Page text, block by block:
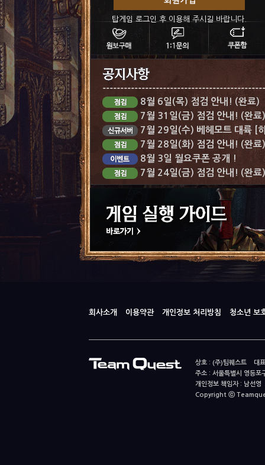
탑게임 로그인 후 이용해 주시길 바랍니다.
8월 6일(목) 점검 안내! (완료)
7월 31일(금) 점검 안내! (완료)
7월 29일(수) 베헤모트 대륙 [
7월 28일(화) 점검 안내! (완료)
8월 3일 월요쿠폰 공개 !
7월 24일(금) 점검 안내! (완료)
회사소개 이용약관 개인정보 처리방침 청소년 보
상호 : (주)팀퀘스트 대
주소 : 서울특별시 영등
개인정보 책임자 : 남
Copyright ⓒ